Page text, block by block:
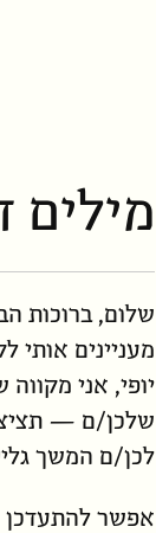
מילים
שלום, ברוכות
מעניינים אותי
יופי, אני
שלכן/ם —
לכן/ם המשך
אפשר להתעדכן